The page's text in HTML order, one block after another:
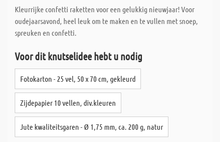
Kleurrijke confetti raketten voor een gelukkig nieuwjaar! Voor
oudejaarsavond, heel leuk om te maken en te vullen met snoep,
spreuken en confetti.
Voor dit knutselidee hebt u nodig
Fotokarton - 25 vel, 50 x 70 cm, gekleurd
Zijdepapier 10 vellen, div.kleuren
Jute kwaliteitsgaren - Ø 1,75 mm, ca. 200 g, natur